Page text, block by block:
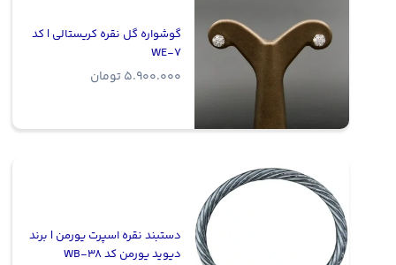
گوشواره گل نقره کریستالی | کد
WE-7
5.900.000 تومان
دستبند نقره اسپرت یورمن | برند
دیوید یورمن کد WB-38